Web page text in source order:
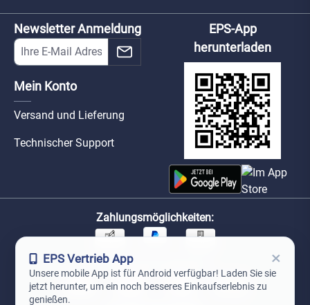
Newsletter Anmeldung
Mein Konto
Versand und Lieferung
Technischer Support
EPS-App
herunterladen
Zahlungsmöglichkeiten:
Unsere Versandpartner:
EPS Vertrieb App ×
Unsere mobile App ist für Android verfügbar! Laden Sie sie
jetzt herunter, um ein noch besseres Einkaufserlebnis zu
genießen.